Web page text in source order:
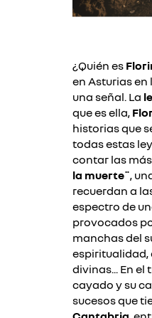
¿Quién es
en Asturias
una señal. La
que es ella,
historias que
todas estas
contar las
la muerte¨,
recuerdan a
espectro de
provocados
manchas del
espiritualidad,
divinas... En el
cayado y su
sucesos que